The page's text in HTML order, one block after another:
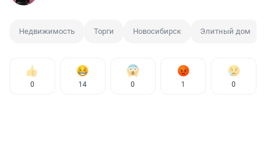
Недвижимость Торги Новосибирск Элитный дом
0 14 0 1 0